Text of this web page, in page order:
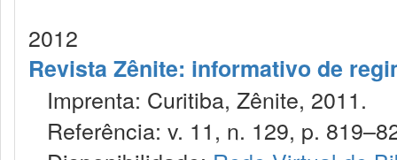
2012
Revista Zênite: informativo de
Imprenta: Curitiba, Zênite, 2011.
Referência: v. 11, n. 129, p.